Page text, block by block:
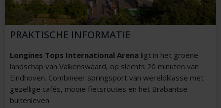
PRAKTISCHE INFORMATIE
Longines Tops International Arena ligt in het groene
landschap van Valkenswaard, op slechts 20 minuten van
Eindhoven. Combineer springsport van wereldklasse met
gezellige cafés, mooie fietsroutes en het Brabantse
buitenleven.